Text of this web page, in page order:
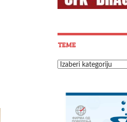
TEME
Teme